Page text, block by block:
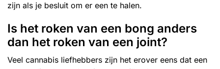
zijn als je besluit om er een te halen.
Is het roken van een bong anders
dan het roken van een joint?
Veel cannabis liefhebbers zijn het erover eens dat een